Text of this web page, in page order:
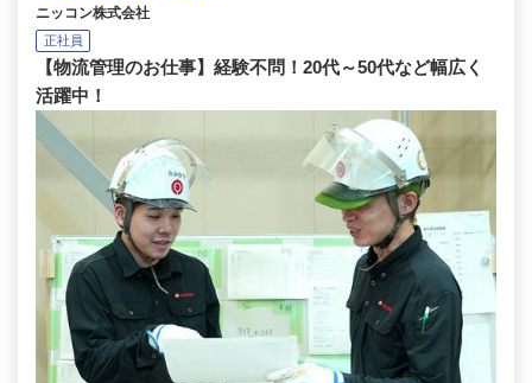
ニッコン株式会社
正社員
【物流管理のお仕事】経験不問！20代～50代など幅広く
活躍中！